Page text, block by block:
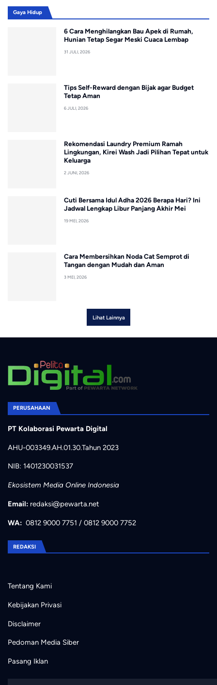
Gaya Hidup
6 Cara Menghilangkan Bau Apek di Rumah,
Hunian Tetap Segar Meski Cuaca Lembap
31 JULI, 2026
Tips Self-Reward dengan Bijak agar Budget
Tetap Aman
6 JULI, 2026
Rekomendasi Laundry Premium Ramah
Lingkungan, Kirei Wash Jadi Pilihan Tepat untuk
Keluarga
2 JUNI, 2026
Cuti Bersama Idul Adha 2026 Berapa Hari? Ini
Jadwal Lengkap Libur Panjang Akhir Mei
19 MEI, 2026
Cara Membersihkan Noda Cat Semprot di
Tangan dengan Mudah dan Aman
3 MEI, 2026
Lihat Lainnya
PERUSAHAAN
PT Kolaborasi Pewarta Digital
AHU-003349.AH.01.30.Tahun 2023
NIB: 1401230031537
Ekosistem Media Online Indonesia
Email: redaksi@pewarta.net
WA: 0812 9000 7751 / 0812 9000 7752
REDAKSI
Tentang Kami
Kebijakan Privasi
Disclaimer
Pedoman Media Siber
Pasang Iklan